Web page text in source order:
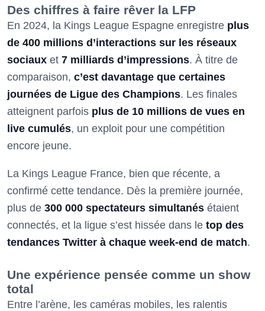
Des chiffres à faire rêver la LFP
En 2024, la Kings League Espagne enregistre plus
de 400 millions d’interactions sur les réseaux
sociaux et 7 milliards d’impressions. À titre de
comparaison, c’est davantage que certaines
journées de Ligue des Champions. Les finales
atteignent parfois plus de 10 millions de vues en
live cumulés, un exploit pour une compétition
encore jeune.
La Kings League France, bien que récente, a
confirmé cette tendance. Dès la première journée,
plus de 300 000 spectateurs simultanés étaient
connectés, et la ligue s’est hissée dans le top des
tendances Twitter à chaque week-end de match.
Une expérience pensée comme un show
total
Entre l’arène, les caméras mobiles, les ralentis